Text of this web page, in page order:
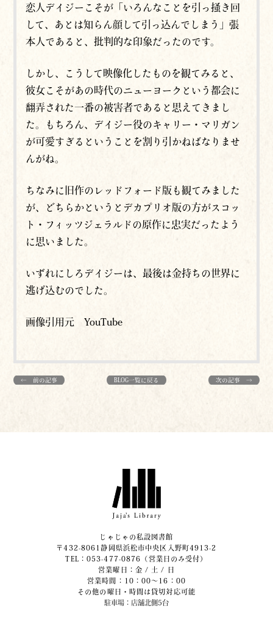
恋人デイジーこそが「いろんなことを引っ掻き回
して、あとは知らん顔して引っ込んでしまう」張
本人であると、批判的な印象だったのです。
しかし、こうして映像化したものを観てみると、
彼女こそがあの時代のニューヨークという都会に
翻弄された一番の被害者であると思えてきまし
た。もちろん、デイジー役のキャリー・マリガン
が可愛すぎるということを割り引かねばなりませ
んがね。
ちなみに旧作のレッドフォード版も観てみました
が、どちらかというとデカプリオ版の方がスコッ
ト・フィッツジェラルドの原作に忠実だったよう
に思いました。
いずれにしろデイジーは、最後は金持ちの世界に
逃げ込むのでした。
画像引用元 YouTube
← 前の記事 BLOG一覧に戻る 次の記事 →
じゃじゃの私設図書館
〒432-8061静岡県浜松市中央区入野町4913-2
​TEL：053-477-0876（営業日のみ受付）
営業曜日：金 / 土 / 日
営業時間：10：00～16：00
その他の曜日・時間は貸切対応可能
駐車場：店舗北側5台